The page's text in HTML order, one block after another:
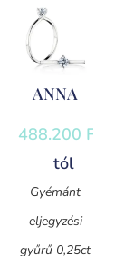
ANNA
488.200 Ft
tól
Gyémánt
eljegyzési
gyűrű 0,25ct